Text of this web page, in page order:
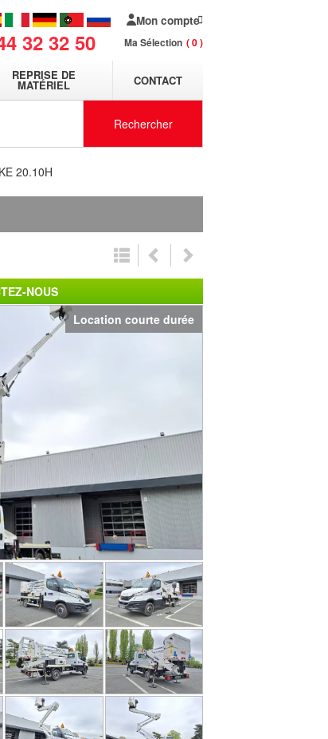
32 32 50
Mon compte
Ma Sélection 0
REPRISE DE
MATÉRIEL CONTACT
Rechercher
20.10H
Location courte durée
NOUS